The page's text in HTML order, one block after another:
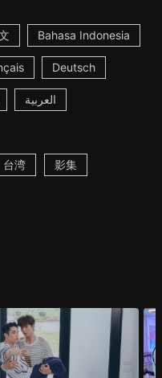
Bahasa Indonesia
Deutsch
العربية
台湾 影集